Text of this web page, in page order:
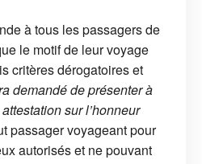
à tous les passagers de
le motif de leur voyage
critères dérogatoires et
demandé de présenter à
sur l’honneur
passager voyageant pour
autorisés et ne pouvant